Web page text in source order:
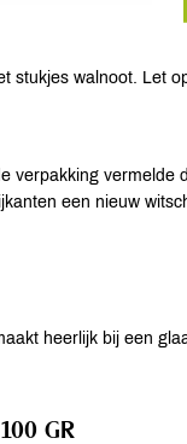
stukjes walnoot. Let
verpakking vermelde
een nieuw
heerlijk bij een
GR